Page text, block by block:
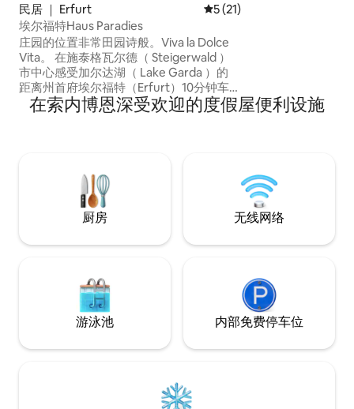
民居 ｜ Erfurt 平均评分 5 分（满分 5 分）
5 (21)
埃尔福特Haus Paradies
庄园的位置非常田园诗般。Viva la Dolce
Vita。 在施泰格瓦尔德（ Steigerwald ）
市中心感受加尔达湖（ Lake Garda ）的
距离州首府埃尔福特（Erfurt）10分钟车
程。 独一无二的家具采用高品质材料，可
欣赏三个格莱兴（Gleichen）的无遮挡景
人。 烧烤架和2个壁炉让您放松身心。
在索内博恩深受欢迎的度假屋便利设施
厨房 无线网络
游泳池 内部免费停车位